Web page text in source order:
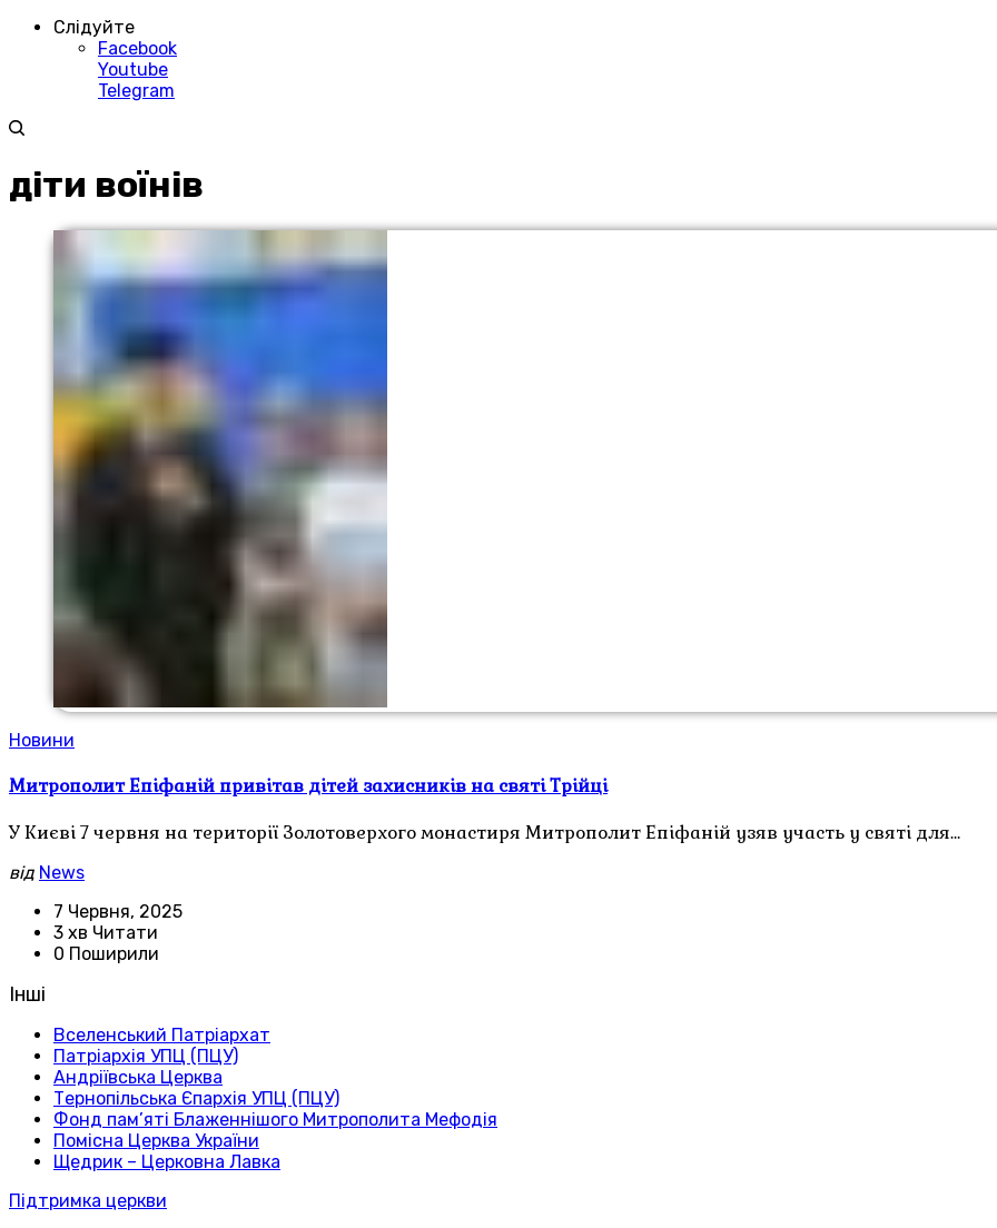
Слідуйте
Facebook
Youtube
Telegram
діти воїнів
Новини
Митрополит Епіфаній привітав дітей захисників на святі Трійці
У Києві 7 червня на території Золотоверхого монастиря Митрополит Епіфаній узяв участь у святі для…
від News
7 Червня, 2025
3 хв Читати
0 Поширили
Інші
Вселенський Патріархат
Патріархія УПЦ (ПЦУ)
Андріївська Церква
Тернопільська Єпархія УПЦ (ПЦУ)
Фонд пам’яті Блаженнішого Митрополита Мефодія
Помісна Церква України
Щедрик – Церковна Лавка
Підтримка церкви